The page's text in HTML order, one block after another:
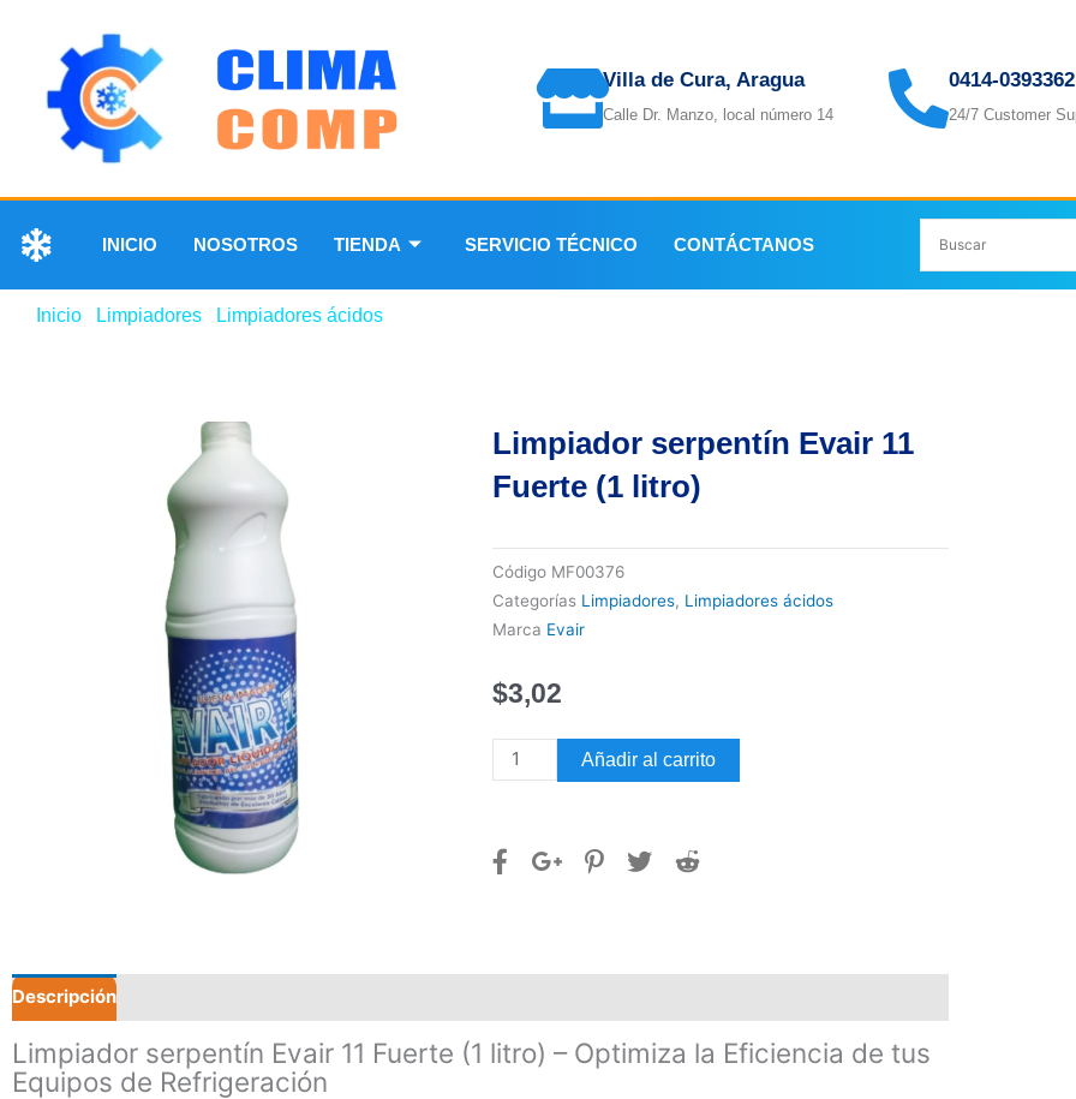
Villa de Cura, Aragua
Calle Dr. Manzo, local número 14
0414-0393362
24/7 Customer
INICIO NOSOTROS TIENDA SERVICIO TÉCNICO CONTÁCTANOS
Inicio Limpiadores Limpiadores ácidos
Limpiador serpentín Evair 11
Fuerte (1 litro)
Código MF00376
Categorías Limpiadores, Limpiadores ácidos
Marca Evair
$3,02
Limpiador
serpentín
Fuerte
Añadir al carrito
Descripción
Limpiador serpentín Evair 11 Fuerte (1 litro) – Optimiza la Eficiencia de tus
Equipos de Refrigeración